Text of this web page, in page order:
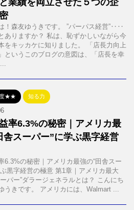
と業績を両立させた５つの企
！森友ゆうきです。 ”パーパス経営”‥‥
ありますか？ 私は、恥ずかしいながら今
をキッカケに知りました。 「店長力向上
というこのブログの意図は、「店長を幸
度★★ 知る力
率6.3%の秘密｜アメリカ最
舎スーパー”に学ぶ黒字経営
6.3%の秘密｜アメリカ最強の“田舎スー
黒字経営の極意 第1章｜アメリカ最大
パー”ダラージェネラルとは？ こんにち
うきです。 アメリカには、Walmart ...